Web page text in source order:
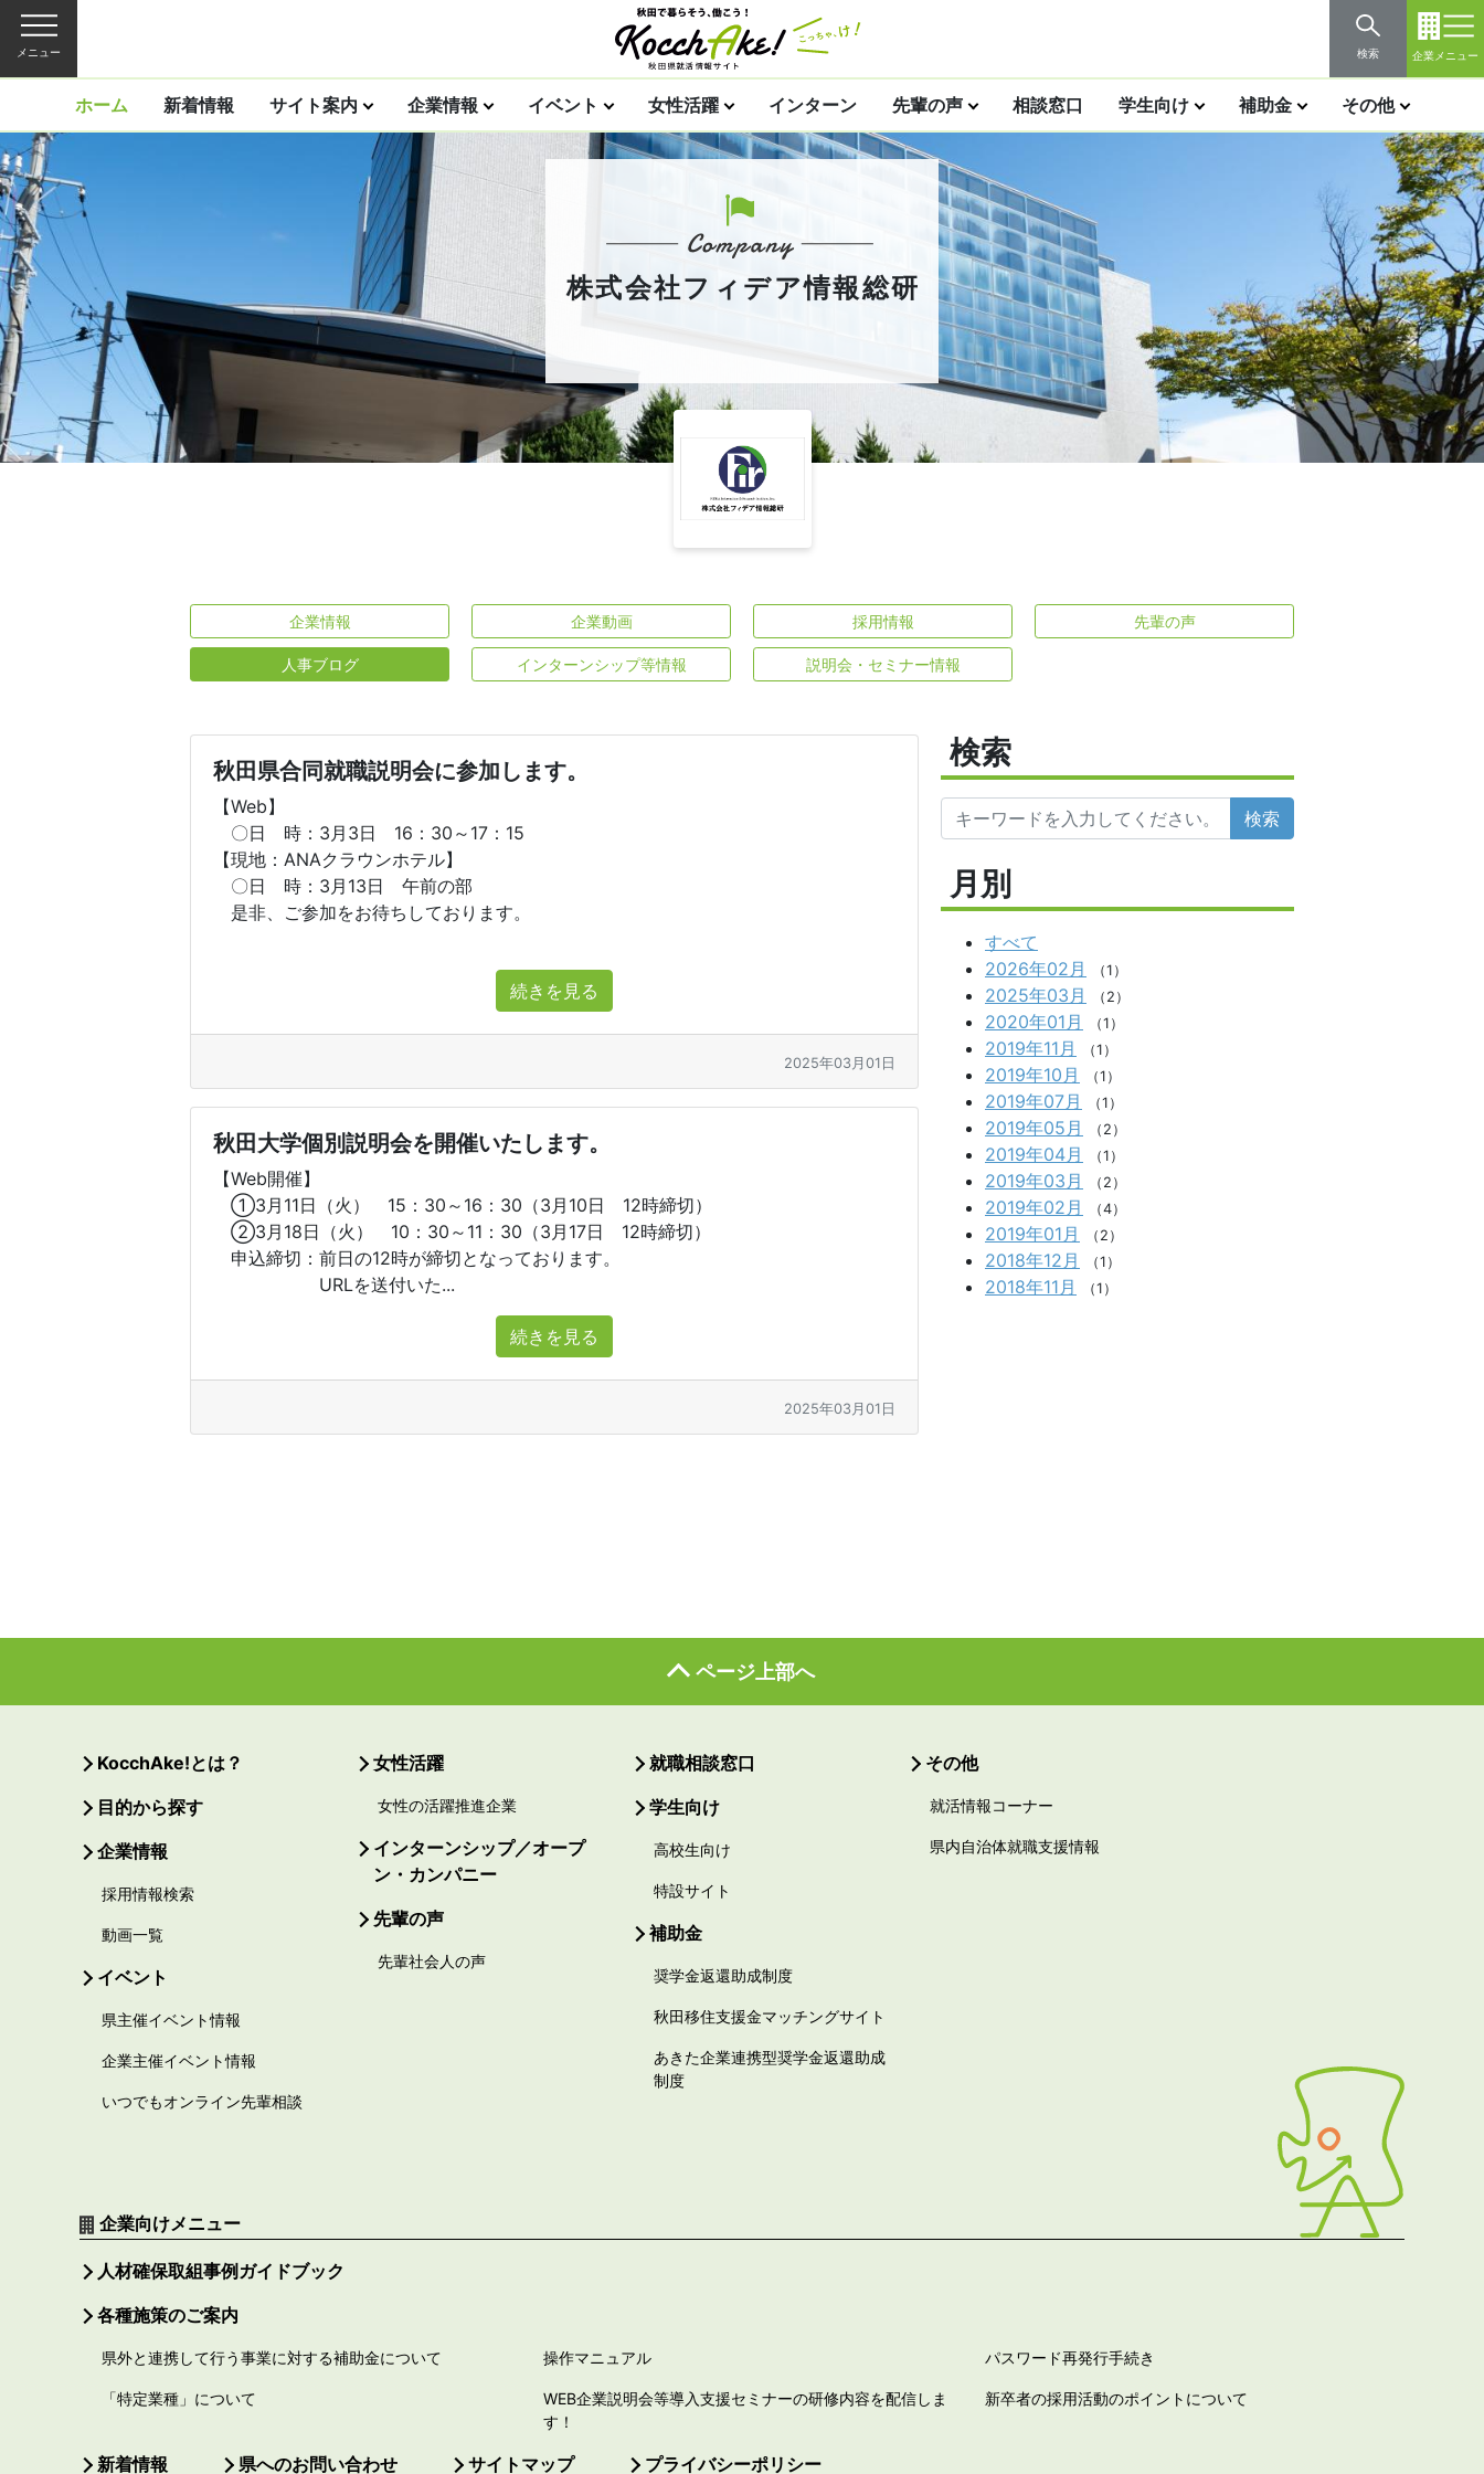
メニュー 検索 企業メニュー
ホーム 新着情報 サイト案内 企業情報 イベント 女性活躍 インターン 先輩の声 相談窓口 学生向け 補助金 その他
株式会社フィデア情報総研
企業情報 企業動画 採用情報 先輩の声
人事ブログ インターンシップ等情報 説明会・セミナー情報
秋田県合同就職説明会に参加します。
【Web】
〇日 時：3月3日 16：30～17：15
【現地：ANAクラウンホテル】
〇日 時：3月13日 午前の部
是非、ご参加をお待ちしております。
続きを見る
2025年03月01日
秋田大学個別説明会を開催いたします。
【Web開催】
①3月11日（火） 15：30～16：30（3月10日 12時締切）
②3月18日（火） 10：30～11：30（3月17日 12時締切）
申込締切：前日の12時が締切となっております。
URLを送付いた...
続きを見る
2025年03月01日
検索
検索
月別
すべて
2026年02月
（1）
2025年03月 （2）
2020年01月 （1）
2019年11月 （1）
2019年10月 （1）
2019年07月 （1）
2019年05月 （2）
2019年04月 （1）
2019年03月 （2）
2019年02月 （4）
2019年01月 （2）
2018年12月 （1）
2018年11月 （1）
ページ上部へ
KocchAke!とは？
目的から探す
企業情報
採用情報検索
動画一覧
イベント
県主催イベント情報
企業主催イベント情報
いつでもオンライン先輩相談
女性活躍
女性の活躍推進企業
インターンシップ／オープ
ン・カンパニー
先輩の声
先輩社会人の声
就職相談窓口
学生向け
高校生向け
特設サイト
補助金
奨学金返還助成制度
秋田移住支援金マッチングサイト
あきた企業連携型奨学金返還助成
制度
その他
就活情報コーナー
県内自治体就職支援情報
企業向けメニュー
人材確保取組事例ガイドブック
各種施策のご案内
県外と連携して行う事業に対する補助金について 操作マニュアル パスワード再発行手続き
「特定業種」について
WEB企業説明会等導入支援セミナーの研修内容を配信しま
す！
新卒者の採用活動のポイントについて
新着情報 県へのお問い合わせ サイトマップ プライバシーポリシー